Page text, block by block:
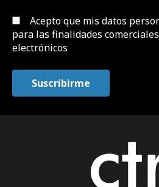
Acepto que mis datos
para las finalidades
electrónicos